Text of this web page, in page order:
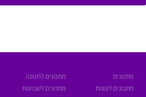
מתכונים
מתכונים לעוגות
מתכונים לחנוכה
מתכונים לשבועות